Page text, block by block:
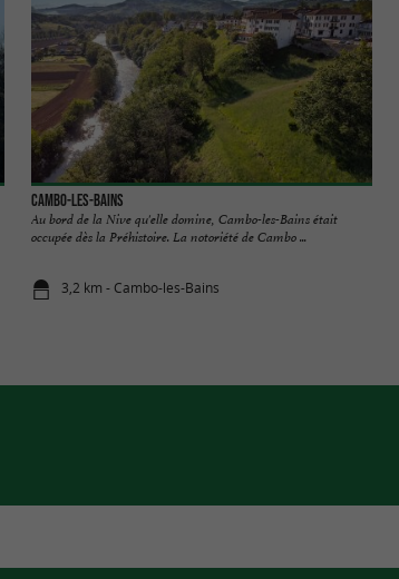
Cambo-les-Bains
Au bord de la Nive qu'elle domine, Cambo-les-Bains était
occupée dès la Préhistoire. La notoriété de Cambo ...
3,2 km - Cambo-les-Bains